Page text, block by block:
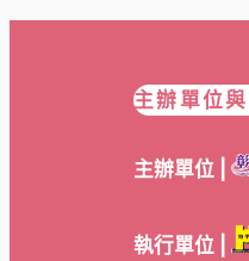
主辦單位
主辦單位 |
執行單位 |